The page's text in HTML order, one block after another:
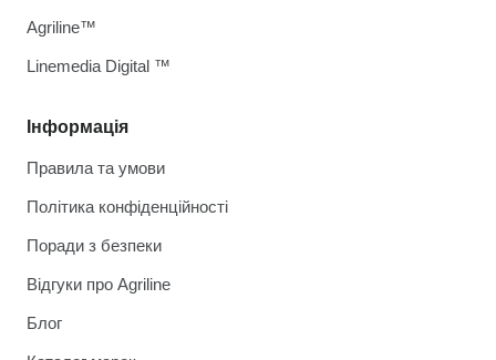
Інформація
Правила та умови
Політика конфіденційності
Поради з безпеки
Відгуки про Agriline
Блог
Agriline™
Linemedia Digital ™